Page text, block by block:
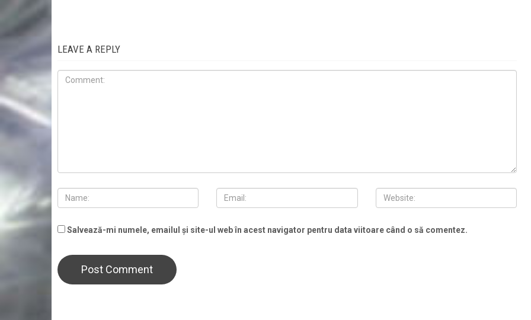
LEAVE A REPLY
Salvează-mi numele, emailul și site-ul web în acest navigator pentru data viitoare când o să comentez.